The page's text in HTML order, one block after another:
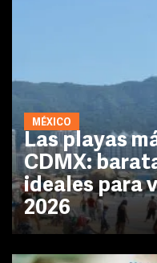
MÉXICO
Las playas
CDMX:
ideales para
2026